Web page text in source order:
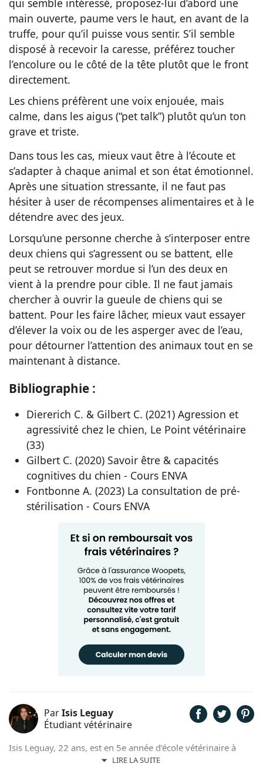
qui semble intéressé, proposez-lui d’abord une
main ouverte, paume vers le haut, en avant de la
truffe, pour qu’il puisse vous sentir. S’il semble
disposé à recevoir la caresse, préférez toucher
l’encolure ou le côté de la tête plutôt que le front
directement.
Les chiens préfèrent une voix enjouée, mais
calme, dans les aigus (“pet talk”) plutôt qu’un ton
grave et triste.
Dans tous les cas, mieux vaut être à l’écoute et
s’adapter à chaque animal et son état émotionnel.
Après une situation stressante, il ne faut pas
hésiter à user de récompenses alimentaires et à le
détendre avec des jeux.
Lorsqu’une personne cherche à s’interposer entre
deux chiens qui s’agressent ou se battent, elle
peut se retrouver mordue si l’un des deux en
vient à la prendre pour cible. Il ne faut jamais
chercher à ouvrir la gueule de chiens qui se
battent. Pour les faire lâcher, mieux vaut essayer
d’élever la voix ou de les asperger avec de l’eau,
pour détourner l’attention des animaux tout en se
maintenant à distance.
Bibliographie :
Diererich C. & Gilbert C. (2021) Agression et
agressivité chez le chien, Le Point vétérinaire
(33)
Gilbert C. (2020) Savoir être & capacités
cognitives du chien - Cours ENVA
Fontbonne A. (2023) La consultation de pré-
stérilisation - Cours ENVA
ParIsis Leguay
Étudiant vétérinaire
LIRE LA SUITE
Isis Leguay, 22 ans, est en 5e année d'école vétérinaire à
l'ENVA (École Nationale Vétérinaire d'Alfort), après 2 ans en